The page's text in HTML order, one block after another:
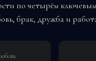
по четырём
брак, дружба и